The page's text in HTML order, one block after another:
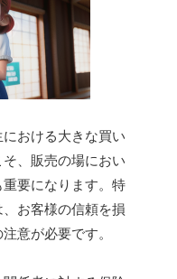
おける大きな買い
、販売の場におい
要になります。特
お客様の信頼を損
意が必要です。